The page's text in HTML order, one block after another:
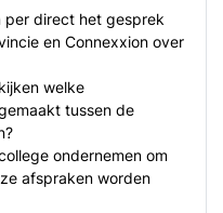
per direct het gesprek
en Connexxion over
welke
tussen de
ondernemen om
afspraken worden